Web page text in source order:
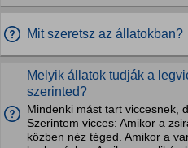
Mit szeretsz az állatokban?
Melyik állatok tudják a
szerinted?
Mindenki mást tart viccesnek,
Szerintem vicces: Amikor a
közben néz téged. Amikor a